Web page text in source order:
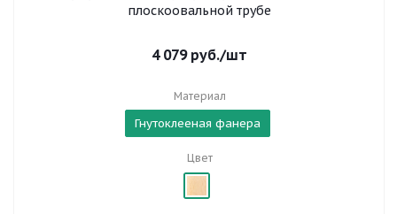
плоскоовальной трубе
4 079руб./шт
Материал
Гнутоклееная фанера
Цвет